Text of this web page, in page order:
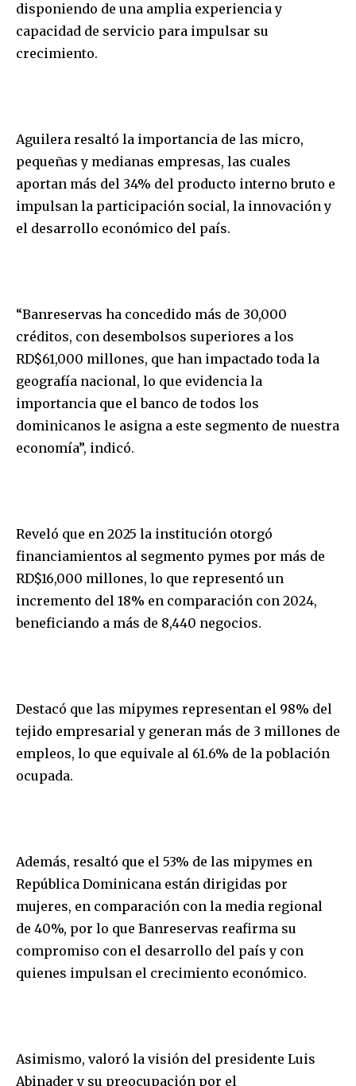
disponiendo de una amplia experiencia y
capacidad de servicio para impulsar su
crecimiento.
Aguilera resaltó la importancia de las micro,
pequeñas y medianas empresas, las cuales
aportan más del 34% del producto interno bruto e
impulsan la participación social, la innovación y
el desarrollo económico del país.
“Banreservas ha concedido más de 30,000
créditos, con desembolsos superiores a los
RD$61,000 millones, que han impactado toda la
geografía nacional, lo que evidencia la
importancia que el banco de todos los
dominicanos le asigna a este segmento de nuestra
economía”, indicó.
Reveló que en 2025 la institución otorgó
financiamientos al segmento pymes por más de
RD$16,000 millones, lo que representó un
incremento del 18% en comparación con 2024,
beneficiando a más de 8,440 negocios.
Destacó que las mipymes representan el 98% del
tejido empresarial y generan más de 3 millones de
empleos, lo que equivale al 61.6% de la población
ocupada.
Además, resaltó que el 53% de las mipymes en
República Dominicana están dirigidas por
mujeres, en comparación con la media regional
de 40%, por lo que Banreservas reafirma su
compromiso con el desarrollo del país y con
quienes impulsan el crecimiento económico.
Asimismo, valoró la visión del presidente Luis
Abinader y su preocupación por el